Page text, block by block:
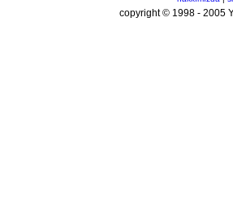
copyright © 1998 - 2005